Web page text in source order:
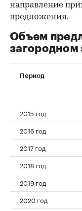
направление
предложения.
Объем
загородном
Период
2015 год
2016 год
2017 год
2018 год
2019 год
2020 год